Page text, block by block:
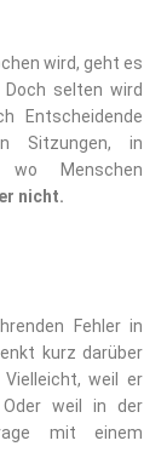
wird, geht es
selten wird
Entscheidende
Sitzungen, in
wo Menschen
nicht.
Fehler in
kurz darüber
weil er
Oder weil in der
mit einem